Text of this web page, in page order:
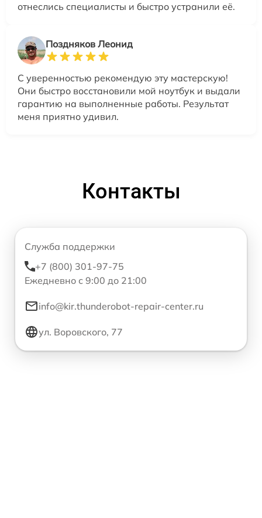
отнеслись специалисты и быстро устранили её.
Поздняков Леонид
С уверенностью рекомендую эту мастерскую!
Они быстро восстановили мой ноутбук и выдали
гарантию на выполненные работы. Результат
меня приятно удивил.
Контакты
Служба поддержки
+7 (800) 301-97-75
Ежедневно с 9:00 до 21:00
info@kir.thunderobot-repair-center.ru
ул. Воровского, 77